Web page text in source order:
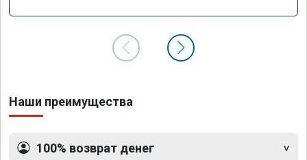
Наши преимущества
100% возврат денег